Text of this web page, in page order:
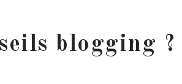
blogging ?